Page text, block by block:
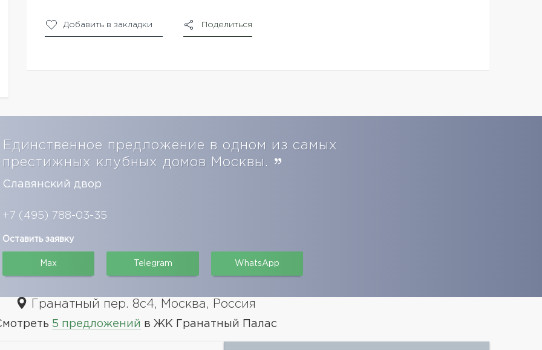
Добавить в закладки Поделиться
предложение в одном из самых
престижных клубных домов Москвы.
Славянский двор
+7 (495) 788-03-35
Оставить заявку
Max Telegram WhatsApp
Гранатный пер. 8с4, Москва, Россия
5 предложений в ЖК Гранатный Палас